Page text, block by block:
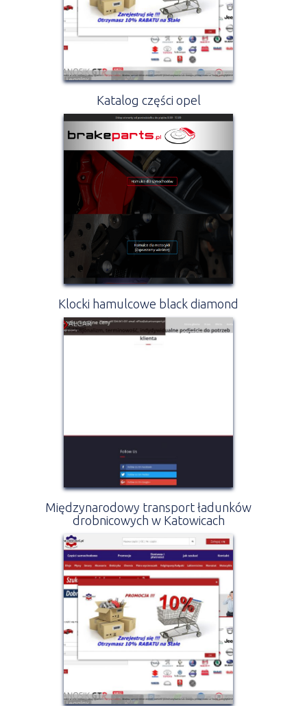
Katalog części opel
Klocki hamulcowe black diamond
Międzynarodowy transport ładunków
drobnicowych w Katowicach